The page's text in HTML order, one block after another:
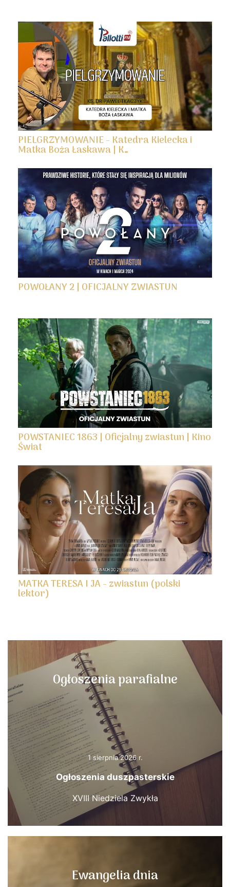
PIELGRZYMOWANIE - Katedra Kielecka i
Matka Boża Łaskawa | K…
POWOŁANY 2 | OFICJALNY ZWIASTUN
POWSTANIEC 1863 | Oficjalny zwiastun | Kino
Świat
MATKA TERESA I JA - zwiastun (polski
lektor)
Ogłoszenia parafialne
1 sierpnia 2026 r.
Ogłoszenia duszpasterskie
XVIII Niedziela Zwykła
Ewangelia dnia